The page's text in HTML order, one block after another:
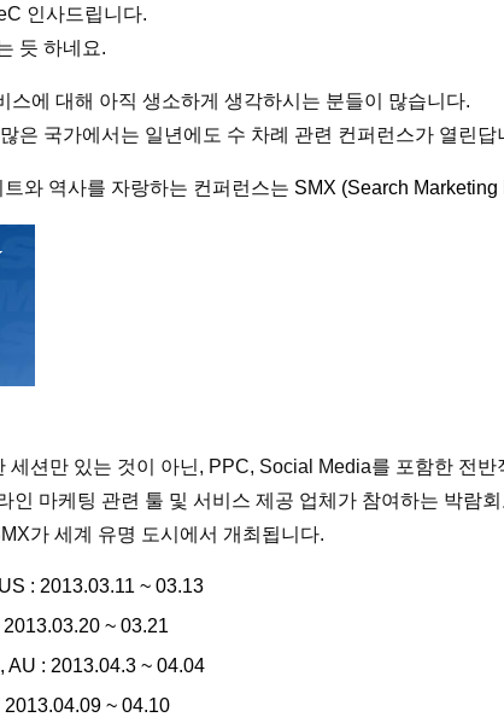
인사드립니다.
듯 하네요.
스에 대해 아직 생소하게 생각하시는 분들이 많습니다.
은 국가에서는 일년에도 수 차례 관련 컨퍼런스가 열린답
와 역사를 자랑하는 컨퍼런스는 SMX (Search Marketing
세션만 있는 것이 아닌, PPC, Social Media를 포함한 전
인 마케팅 관련 툴 및 서비스 제공 업체가 참여하는 박람
가 세계 유명 도시에서 개최됩니다.
: 2013.03.11 ~ 03.13
~ 03.21
AU : 2013.04.3 ~ 04.04
~ 04.10